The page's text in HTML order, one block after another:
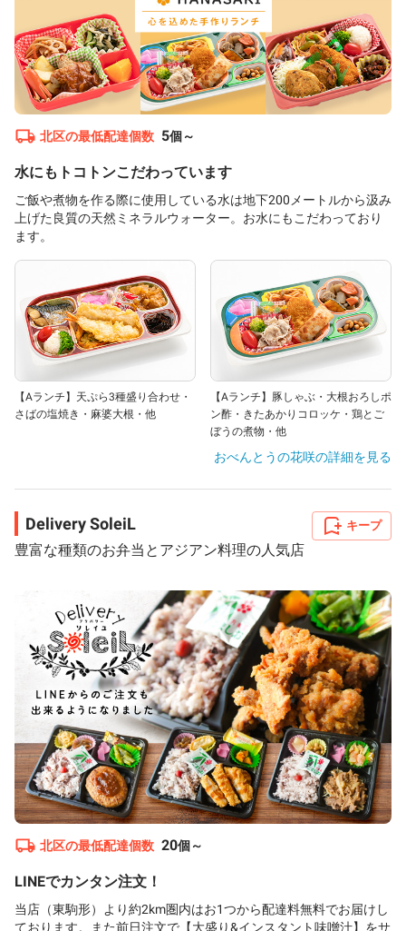
北区の最低配達個数 5個～
水にもトコトンこだわっています
ご飯や煮物を作る際に使用している水は地下200メートルから汲み
上げた良質の天然ミネラルウォーター。お水にもこだわっており
ます。
【Aランチ】天ぷら3種盛り合わせ・
さばの塩焼き・麻婆大根・他
【Aランチ】豚しゃぶ・大根おろしポ
ン酢・きたあかりコロッケ・鶏とご
ぼうの煮物・他
おべんとうの花咲の詳細を見る
Delivery SoleiL
豊富な種類のお弁当とアジアン料理の人気店
キープ
北区の最低配達個数 20個～
LINEでカンタン注文！
当店（東駒形）より約2km圏内はお1つから配達料無料でお届けし
ております。また前日注文で【大盛り&インスタント味噌汁】をサ